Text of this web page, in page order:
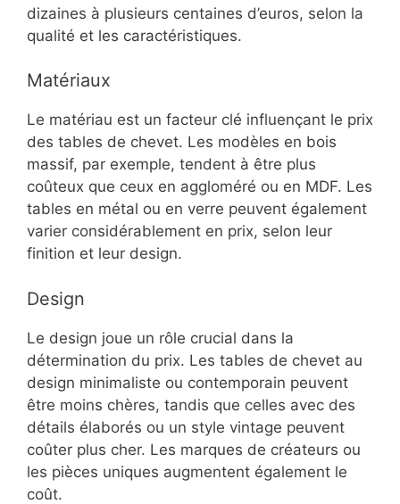
dizaines à plusieurs centaines d’euros, selon la
qualité et les caractéristiques.
Matériaux
Le matériau est un facteur clé influençant le prix
des tables de chevet. Les modèles en bois
massif, par exemple, tendent à être plus
coûteux que ceux en aggloméré ou en MDF. Les
tables en métal ou en verre peuvent également
varier considérablement en prix, selon leur
finition et leur design.
Design
Le design joue un rôle crucial dans la
détermination du prix. Les tables de chevet au
design minimaliste ou contemporain peuvent
être moins chères, tandis que celles avec des
détails élaborés ou un style vintage peuvent
coûter plus cher. Les marques de créateurs ou
les pièces uniques augmentent également le
coût.